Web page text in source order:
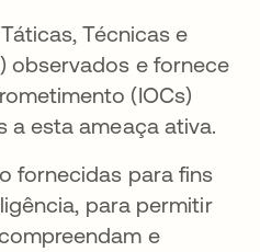
Técnicas e
observados e fornece
(IOCs)
a esta ameaça ativa.
fornecidas para fins
para permitir
e